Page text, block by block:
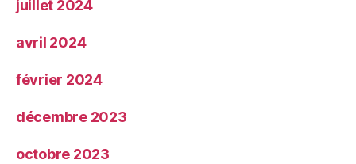
juillet 2024
avril 2024
février 2024
décembre 2023
octobre 2023